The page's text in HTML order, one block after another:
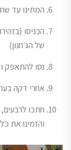
המתינו עד
הכניסו
של הג׳חנון)
נסו להתאפק
אחרי דקה
חתכו
והזמינו את כל